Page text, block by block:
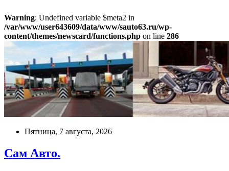
Warning: Undefined variable $meta2 in
/var/www/user643609/data/www/sauto63.ru/wp-
content/themes/newscard/functions.php on line 286
Перейти
содержимому
Пятница, 7 августа, 2026
Сам Авто.